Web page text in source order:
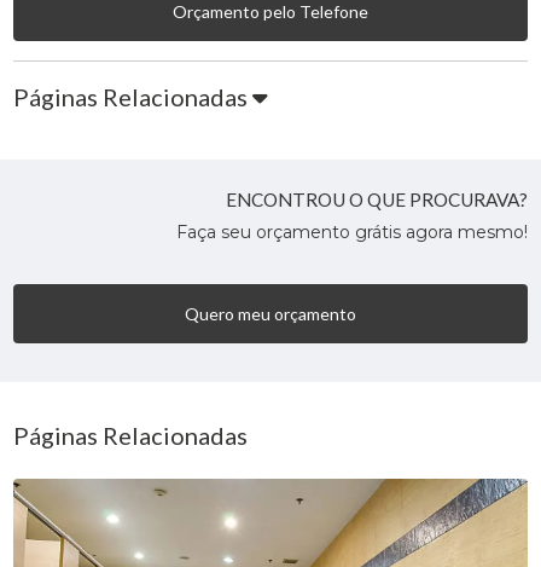
Orçamento pelo Telefone
Páginas Relacionadas
ENCONTROU O QUE PROCURAVA?
Faça seu orçamento grátis agora mesmo!
Quero meu orçamento
Páginas Relacionadas